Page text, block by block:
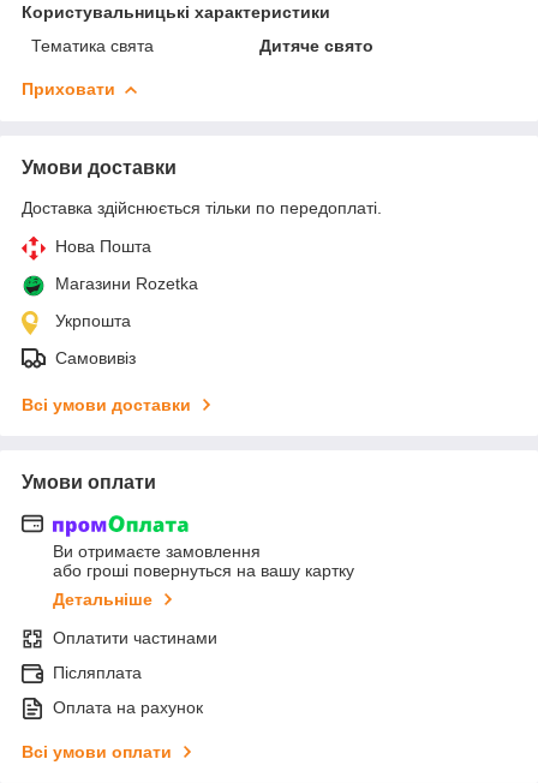
Користувальницькі характеристики
Тематика свята
Дитяче свято
Приховати
Умови доставки
Доставка здійснюється тільки по передоплаті.
Нова Пошта
Магазини Rozetka
Укрпошта
Самовивіз
Всі умови доставки
Умови оплати
Ви отримаєте замовлення
або гроші повернуться на вашу картку
Детальніше
Оплатити частинами
Післяплата
Оплата на рахунок
Всі умови оплати